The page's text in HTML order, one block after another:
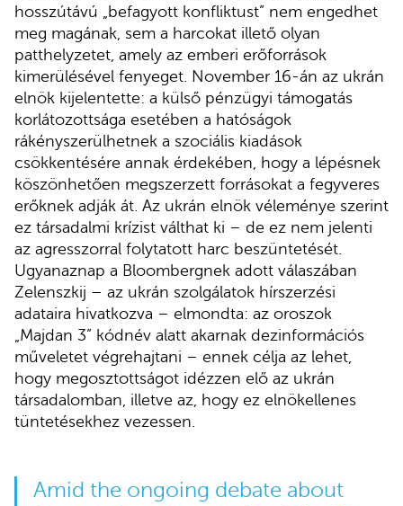
hosszútávú „befagyott konfliktust” nem engedhet
meg magának, sem a harcokat illető olyan
patthelyzetet, amely az emberi erőforrások
kimerülésével fenyeget. November 16-án az ukrán
elnök kijelentette: a külső pénzügyi támogatás
korlátozottsága esetében a hatóságok
rákényszerülhetnek a szociális kiadások
csökkentésére annak érdekében, hogy a lépésnek
köszönhetően megszerzett forrásokat a fegyveres
erőknek adják át. Az ukrán elnök véleménye szerint
ez társadalmi krízist válthat ki – de ez nem jelenti
az agresszorral folytatott harc beszüntetését.
Ugyanaznap a Bloombergnek adott válaszában
Zelenszkij – az ukrán szolgálatok hírszerzési
adataira hivatkozva – elmondta: az oroszok
„Majdan 3” kódnév alatt akarnak dezinformációs
műveletet végrehajtani – ennek célja az lehet,
hogy megosztottságot idézzen elő az ukrán
társadalomban, illetve az, hogy ez elnökellenes
tüntetésekhez vezessen.
Amid the ongoing debate about